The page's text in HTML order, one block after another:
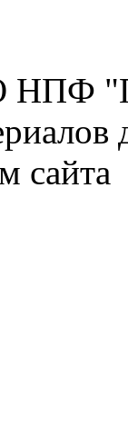
НПФ
сайта